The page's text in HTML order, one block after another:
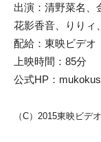
出演：清野菜名、
花影香音、りりィ
配給：東映ビデオ
上映時間：85分
公式HP：
（C）2015東映ビデオ